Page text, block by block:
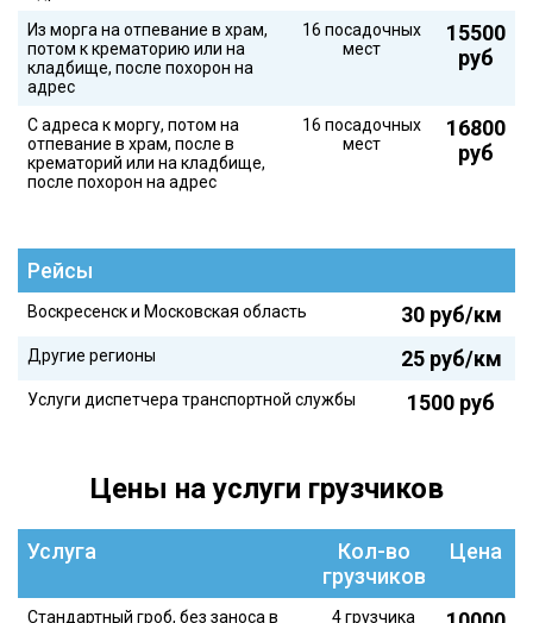
Из морга на отпевание в храм,
потом к крематорию или на
кладбище, после похорон на
адрес
16 посадочных
мест
15500
руб
С адреса к моргу, потом на
отпевание в храм, после в
крематорий или на кладбище,
после похорон на адрес
16 посадочных
мест
16800
руб
Рейсы
Воскресенск и Московская область 30 руб/км
Другие регионы 25 руб/км
Услуги диспетчера транспортной службы 1500 руб
Цены на услуги грузчиков
Услуга
Кол-во
грузчиков
Цена
Стандартный гроб, без заноса в
4 грузчика